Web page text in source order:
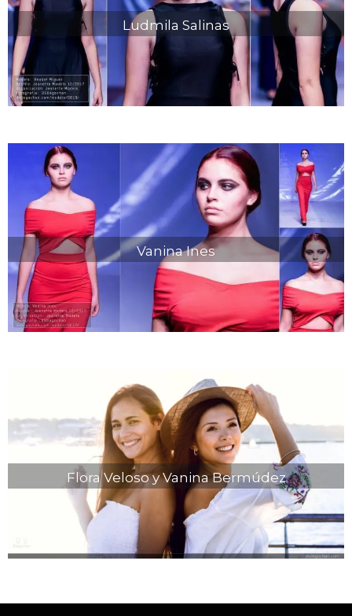
Ludmila Salinas
Vanina Ines
Flora Veloso y Vanina Bermúdez